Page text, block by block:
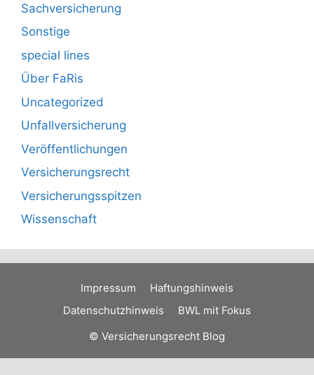
Sachversicherung
Sonstige
special lines
Über FaRis
Uncategorized
Unfallversicherung
Veröffentlichungen
Versicherungsrecht
Versicherungsspitzen
Wissenschaft
Impressum
Haftungshinweis
Datenschutzhinweis
BWL mit Fokus
© Versicherungsrecht Blog